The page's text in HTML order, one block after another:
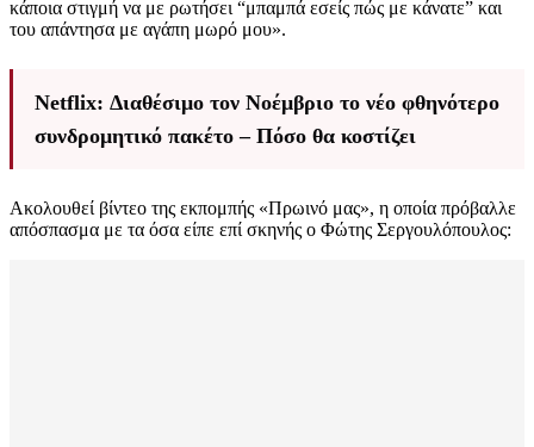
κάποια στιγμή να με ρωτήσει “μπαμπά εσείς πώς με κάνατε” και
του απάντησα με αγάπη μωρό μου».
Netflix: Διαθέσιμο τον Νοέμβριο το νέο φθηνότερο
συνδρομητικό πακέτο – Πόσο θα κοστίζει
Ακολουθεί βίντεο της εκπομπής «Πρωινό μας», η οποία πρόβαλλε
απόσπασμα με τα όσα είπε επί σκηνής ο Φώτης Σεργουλόπουλος: